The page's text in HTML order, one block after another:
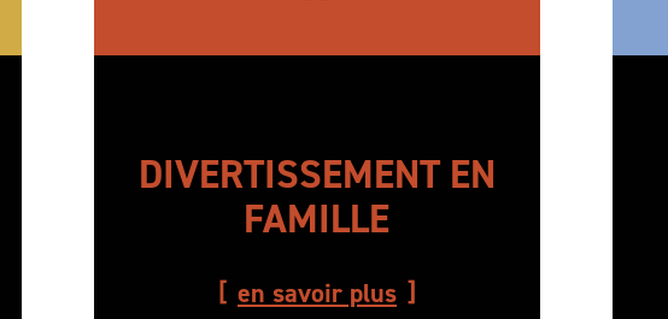
DIVERTISSEMENT EN
FAMILLE
en savoir plus